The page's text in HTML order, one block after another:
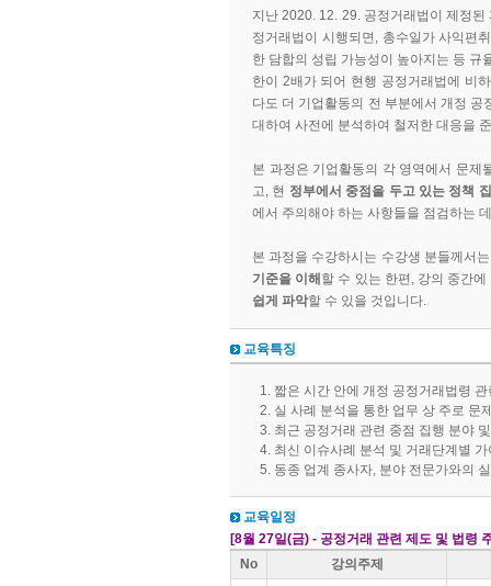
지난 2020. 12. 29. 공정거래법이 제정
정거래법이 시행되면, 총수일가 사익편
한 담합의 성립 가능성이 높아지는 등 규
한이 2배가 되어 현행 공정거래법에 비
다도 더 기업활동의 전 부분에서 개정
대하여 사전에 분석하여 철저한 대응을
본 과정은 기업활동의 각 영역에서 문제
고, 현 정부에서 중점을 두고 있는 정책
에서 주의해야 하는 사항들을 점검하는
본 과정을 수강하시는 수강생 분들께서
기준을 이해 할 수 있는 한편, 강의 중간
쉽게 파악할 수 있을 것입니다.
교육특징
짧은 시간 안에 개정 공정거래법령
실 사례 분석을 통한 업무 상 주로 문
최근 공정거래 관련 중점 집행 분야
최신 이슈사례 분석 및 거래단계별
동종 업계 종사자, 분야 전문가와의
교육일정
[8월 27일(금) - 공정거래 관련 제도 및 법령
No
강의주제